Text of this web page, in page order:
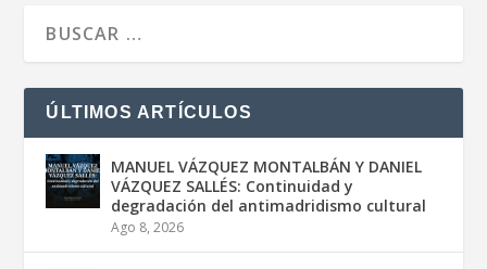
ÚLTIMOS ARTÍCULOS
MANUEL VÁZQUEZ MONTALBÁN Y DANIEL
VÁZQUEZ SALLÉS: Continuidad y
degradación del antimadridismo cultural
Ago 8, 2026